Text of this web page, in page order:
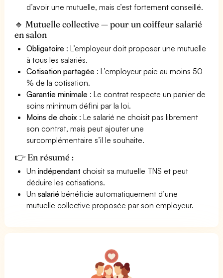
d’avoir une mutuelle, mais c’est fortement conseillé.
🔹 Mutuelle collective — pour un coiffeur salarié
en salon
Obligatoire : L’employeur doit proposer une mutuelle
à tous les salariés.
Cotisation partagée : L’employeur paie au moins 50
% de la cotisation.
Garantie minimale : Le contrat respecte un panier de
soins minimum défini par la loi.
Moins de choix : Le salarié ne choisit pas librement
son contrat, mais peut ajouter une
surcomplémentaire s’il le souhaite.
👉 En résumé :
Unindépendant choisit sa mutuelle TNS et peut
déduire les cotisations.
Unsalarié bénéficie automatiquement d’une
mutuelle collective proposée par son employeur.